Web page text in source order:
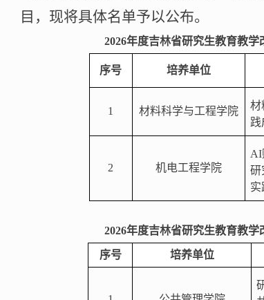
目，现将具体名单予以公布。
2026年度吉林省研究生教育教学
序号 培养单位
1 材料科学与工程学院
材
践
2 机电工程学院
AI
研
实
2026年度吉林省研究生教育教学
序号 培养单位